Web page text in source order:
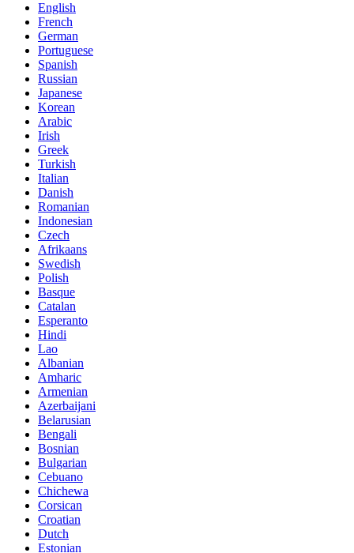
English
French
German
Portuguese
Spanish
Russian
Japanese
Korean
Arabic
Irish
Greek
Turkish
Italian
Danish
Romanian
Indonesian
Czech
Afrikaans
Swedish
Polish
Basque
Catalan
Esperanto
Hindi
Lao
Albanian
Amharic
Armenian
Azerbaijani
Belarusian
Bengali
Bosnian
Bulgarian
Cebuano
Chichewa
Corsican
Croatian
Dutch
Estonian